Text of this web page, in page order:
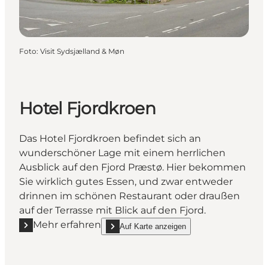
Foto: Visit Sydsjælland & Møn
Hotel Fjordkroen
Das Hotel Fjordkroen befindet sich an
wunderschöner Lage mit einem herrlichen
Ausblick auf den Fjord Præstø. Hier bekommen
Sie wirklich gutes Essen, und zwar entweder
drinnen im schönen Restaurant oder draußen
auf der Terrasse mit Blick auf den Fjord.
Mehr erfahren
Mehr erfahren "Hotel Fjordkroen"
Auf Karte anzeigen
show Hotel Fjordkroen on_map